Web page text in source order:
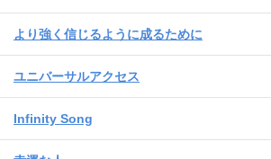
より強く信じるように成るために
ユニバーサルアクセス
Infinity Song